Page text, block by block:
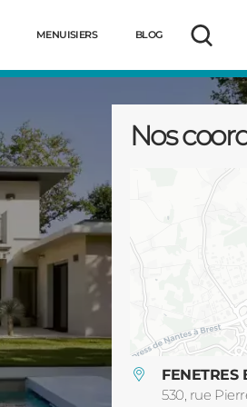
Démarrer
MENUISIERS BLOG
Nos
FENETRES
530, rue